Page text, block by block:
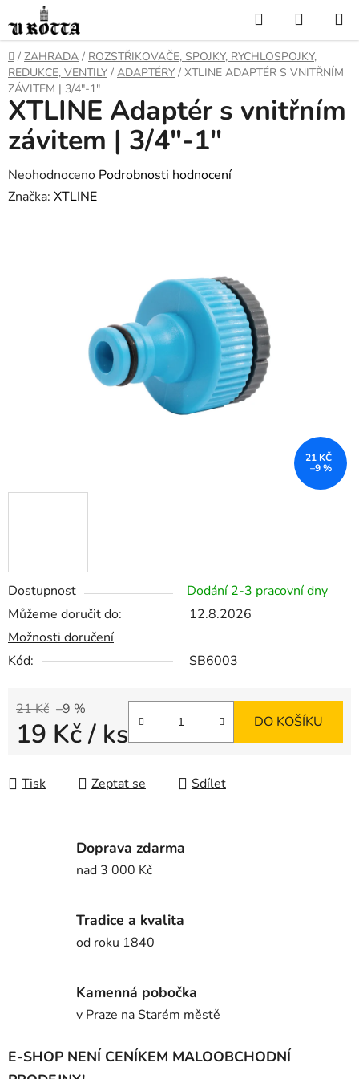
na
obsah
Hledat
KOŠÍK
DOMŮ
/ ZAHRADA / ROZSTŘIKOVAČE, SPOJKY, RYCHLOSPOJKY,
REDUKCE, VENTILY / ADAPTÉRY / XTLINE ADAPTÉR S VNITŘNÍM
ZÁVITEM | 3/4"-1"
Dostupnost
Dodání 2-3 pracovní dny
Můžeme doručit do:
12.8.2026
Možnosti doručení
Kód:
SB6003
21 Kč –9 %
19 Kč/ ks DO KOŠÍKU
Tisk Zeptat se Sdílet
XTLINE Adaptér s vnitřním
závitem | 3/4"-1"
Průměrné
hodnocení
Neohodnoceno Podrobnosti hodnocení
Značka: XTLINE
21 KČ
–9 %
Doprava zdarma
nad 3 000 Kč
Tradice a kvalita
od roku 1840
Kamenná pobočka
v Praze na Starém městě
E-SHOP NENÍ CENÍKEM MALOOBCHODNÍ